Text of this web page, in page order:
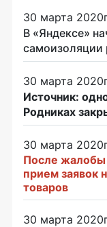
30 марта
В «Яндексе»
самоизоляции
30 марта
Источник:
Родниках
30 марта
После жалобы
прием заявок
товаров
30 марта